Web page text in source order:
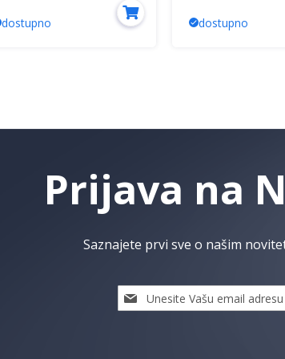
dostupno dostupno
Prijava na
Saznajete prvi sve o našim
Prijavi
se